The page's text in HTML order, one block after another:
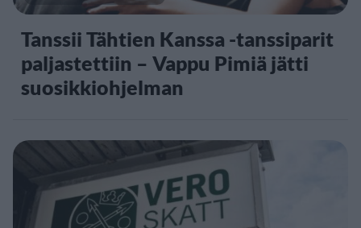
Tanssii Tähtien Kanssa -tanssiparit
paljastettiin – Vappu Pimiä jätti
suosikkiohjelman